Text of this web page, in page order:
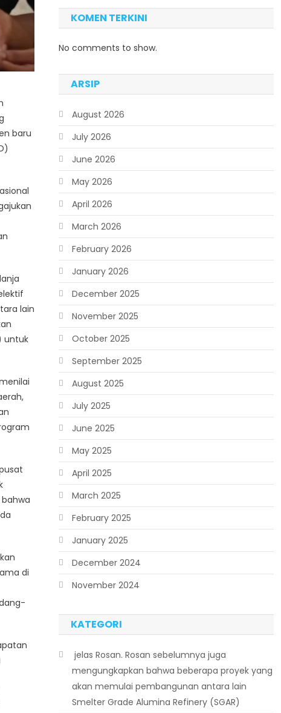
baru
lain
untuk
di
KOMEN TERKINI
No comments to show.
ARSIP
August 2026
July 2026
June 2026
May 2026
April 2026
March 2026
February 2026
January 2026
December 2025
November 2025
October 2025
September 2025
August 2025
July 2025
June 2025
May 2025
April 2025
March 2025
February 2025
January 2025
December 2024
November 2024
KATEGORI
 jelas Rosan. Rosan sebelumnya juga
mengungkapkan bahwa beberapa proyek yang
akan memulai pembangunan antara lain
Smelter Grade Alumina Refinery (SGAR)